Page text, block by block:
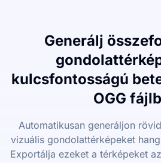
Generálj
kulcsfontosságú
OGG
Automatikusan generáljon
vizuális gondolattérképeket
Exportálja ezeket a térképeket